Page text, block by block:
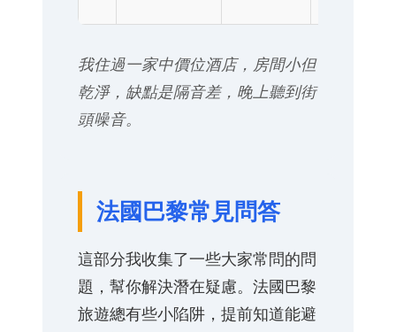
我住過一家中價位酒店，房間小但
乾淨，缺點是隔音差，晚上聽到街
頭噪音。
法國巴黎常見問答
這部分我收集了一些大家常問的問
題，幫你解決潛在疑慮。法國巴黎
旅遊總有些小陷阱，提前知道能避